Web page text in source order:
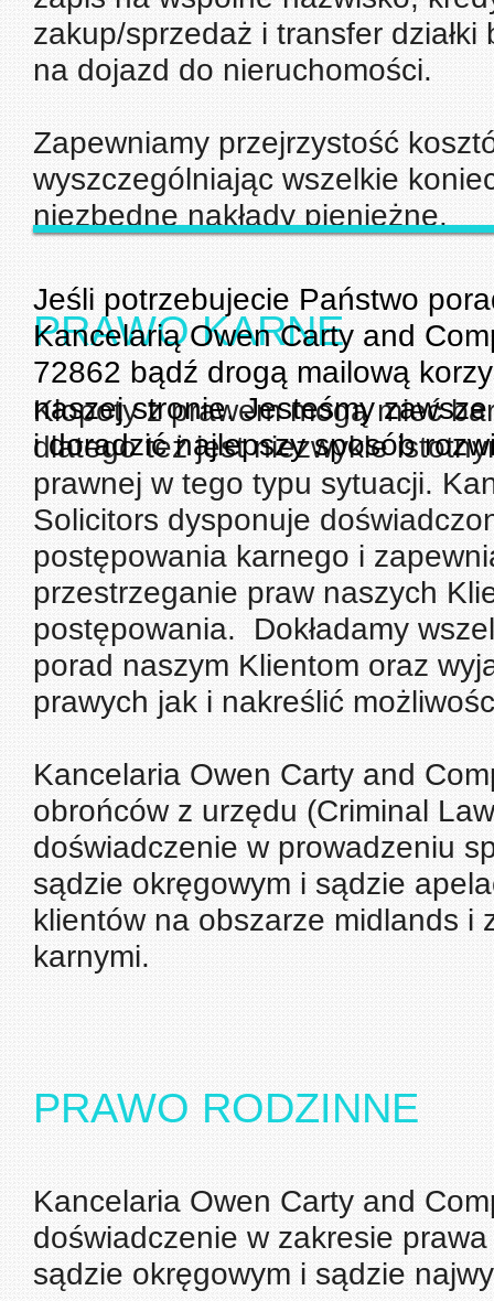
zakup/sprzedaż i transfer
na dojazd do nieruchomości.
Zapewniamy przejrzystość
wyszczególniając wszelkie
niezbędne nakłady pieniężne.
PRAWO KARNE
Kłopoty z prawem mogą mieć
dlatego też jest niezwykle
prawnej w tego typu sytuacji.
Solicitors dysponuje
postępowania karnego i
przestrzeganie praw naszych
postępowania. Dokładamy
porad naszym Klientom oraz
prawych jak i nakreślić
Kancelaria Owen Carty and
obrońców z urzędu (Criminal
doświadczenie w prowadzeniu
sądzie okręgowym i sądzie
klientów na obszarze midlands i
karnymi.
PRAWO RODZINNE
Kancelaria Owen Carty and
doświadczenie w zakresie
sądzie okręgowym i sądzie
Jeśli potrzebujecie Państwo
Kancelarią Owen Carty and
72862 bądź drogą mailową
naszej stronie. Jesteśmy
i doradzić najlepszy sposób